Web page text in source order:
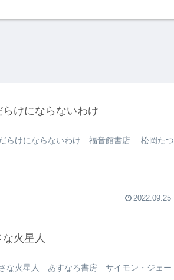
けにならないわけ
らけにならないわけ 福音館書店 松岡たつ
2022.09.25
火星人
な火星人 あすなろ書房 サイモン・ジェー